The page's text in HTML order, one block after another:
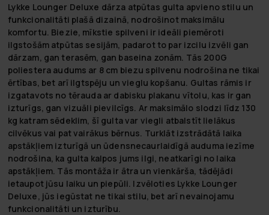
Lykke Lounger Deluxe dārza atpūtas gulta apvieno stilu un
funkcionalitāti plašā dizainā, nodrošinot maksimālu
komfortu. Biezie, mīkstie spilveni ir ideāli piemēroti
ilgstošām atpūtas sesijām, padarot to par izcilu izvēli gan
dārzam, gan terasēm, gan baseina zonām. Tās 200G
poliestera audums ar 8 cm biezu spilvenu nodrošina ne tikai
ērtības, bet arī ilgtspēju un vieglu kopšanu. Gultas rāmis ir
izgatavots no tērauda ar dabisku plakanu vītolu, kas ir gan
izturīgs, gan vizuāli pievilcīgs. Ar maksimālo slodzi līdz 130
kg katram sēdeklim, šī gulta var viegli atbalstīt lielākus
cilvēkus vai pat vairākus bērnus. Turklāt izstrādātā laika
apstākļiem izturīgā un ūdensnecaurlaidīgā auduma iezīme
nodrošina, ka gulta kalpos jums ilgi, neatkarīgi no laika
apstākļiem. Tās montāža ir ātra un vienkārša, tādējādi
ietaupot jūsu laiku un piepūli. Izvēloties Lykke Lounger
Deluxe, jūs iegūstat ne tikai stilu, bet arī nevainojamu
funkcionalitāti un izturību.